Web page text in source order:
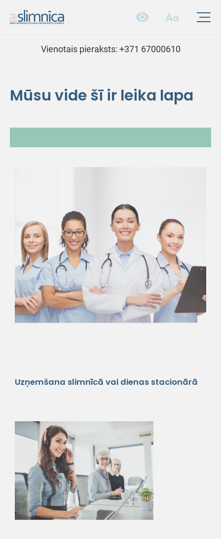
Vienotais pieraksts: +371 67000610
Mūsu vide šī ir leika lapa
Uzņemšana slimnīcā vai dienas stacionārā